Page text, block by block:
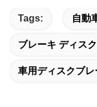
Tags: 自動
ブレーキ ディス
車用ディスクブレ